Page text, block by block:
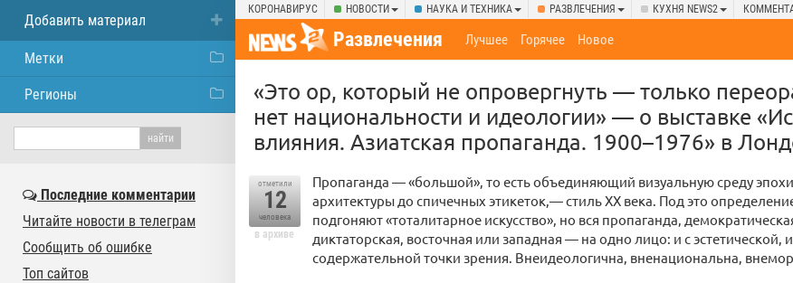
КОРОНАВИРУС НОВОСТИ НАУКА И ТЕХНИКА РАЗВЛЕЧЕНИЯ КУХНЯ NEWS2
Развлечения Лучшее Горячее Новое
«Это ор, который не опровергнуть — только
нет национальности и идеологии» — о выставке
влияния. Азиатская пропаганда. 1900–1976» в
отметили
12
человека
в архиве
Пропаганда — «большой», то есть объединяющий визуальную среду
архитектуры до спичечных этикеток,— стиль ХХ века. Под это
подгоняют «тоталитарное искусство», но вся пропаганда,
диктаторская, восточная или западная — на одно лицо: и с эстетической,
содержательной точки зрения. Внеидеологична, вненациональна,
Добавить материал
Метки
Регионы
Последние комментарии
Читайте новости в телеграм
Сообщить об ошибке
Топ сайтов